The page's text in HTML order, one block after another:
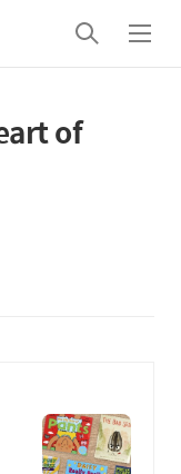
검
색
메
뉴
of